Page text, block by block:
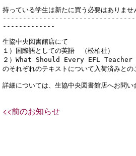
持っている学生は新たに買う必要はありま
-------------
生協中央図書館店にて
１）国際語としての英語　（松柏社）
２）What Should Every EFL
のそれぞれのテキストについて入荷済みとの
詳細については、生協中央図書館店へお問い
<<前のお知らせ